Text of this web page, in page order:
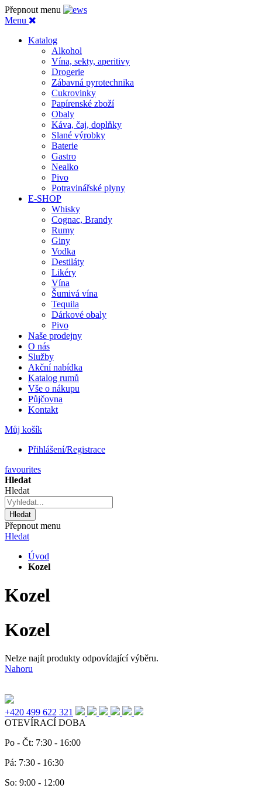
Přepnout menu
Menu
Katalog
Alkohol
Vína, sekty, aperitivy
Drogerie
Zábavná pyrotechnika
Cukrovinky
Papírenské zboží
Obaly
Káva, čaj, doplňky
Slané výrobky
Baterie
Gastro
Nealko
Pivo
Potravinářské plyny
E-SHOP
Whisky
Cognac, Brandy
Rumy
Giny
Vodka
Destiláty
Likéry
Vína
Šumivá vína
Tequila
Dárkové obaly
Pivo
Naše prodejny
O nás
Služby
Akční nabídka
Katalog rumů
Vše o nákupu
Půjčovna
Kontakt
Můj košík
Přihlášení/Registrace
favourites
Hledat
Hledat
Hledat
Přepnout menu
Hledat
Úvod
Kozel
Kozel
Kozel
Nelze najít produkty odpovídající výběru.
Nahoru
+420 499 622 321
OTEVÍRACÍ DOBA
Po - Čt: 7:30 - 16:00
Pá: 7:30 - 16:30
So: 9:00 - 12:00